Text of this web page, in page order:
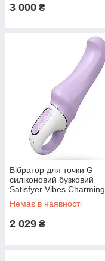
3 000 ₴
Вібратор для точки G
силіконовий бузковий
Satisfyer Vibes Charming
Smile Кайф
Немає в наявності
2 029 ₴